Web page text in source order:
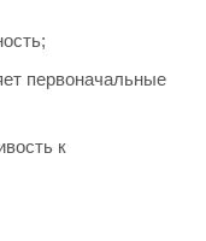
первоначальные
к